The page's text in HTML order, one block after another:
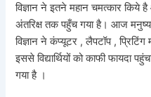
विज्ञान ने इतने महान चमत्कार
अंतरिक्ष तक पहुँच गया है। आज मनुष्य
विज्ञान ने कंप्यूटर , लैपटॉप ,
इससे विद्यार्थियों को काफी फायदा
गया है ।